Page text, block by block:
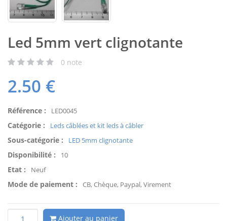
Led 5mm vert clignotante
0 note
2.50 €
Référence : LED0045
Catégorie : Leds câblées et kit leds à câbler
Sous-catégorie : LED 5mm clignotante
Disponibilité : 10
Etat : Neuf
Mode de paiement : CB, Chèque, Paypal, Virement
Ajouter au panier